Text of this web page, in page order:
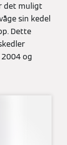
det muligt
sin kedel
Dette
og